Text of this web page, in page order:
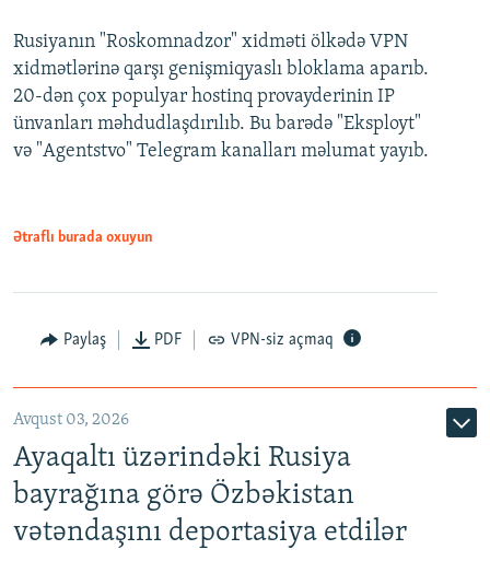
Rusiyanın "Roskomnadzor" xidməti ölkədə VPN
xidmətlərinə qarşı genişmiqyaslı bloklama aparıb.
20-dən çox populyar hostinq provayderinin IP
ünvanları məhdudlaşdırılıb. Bu barədə "Eksployt"
və "Agentstvo" Telegram kanalları məlumat yayıb.
Ətraflı burada oxuyun
Paylaş PDF VPN-siz açmaq
Avqust 03, 2026
Ayaqaltı üzərindəki Rusiya
bayrağına görə Özbəkistan
vətəndaşını deportasiya etdilər